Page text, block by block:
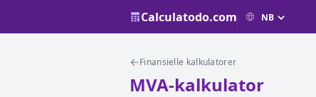
Calculatodo.com
Finansielle kalkulatorer
MVA-kalkulator